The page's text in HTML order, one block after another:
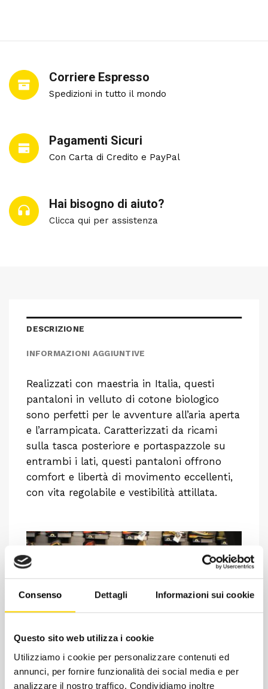
Consenso Dettagli Informazioni sui cookie
Questo sito web utilizza i cookie
Utilizziamo i cookie per personalizzare contenuti ed
annunci, per fornire funzionalità dei social media e per
analizzare il nostro traffico. Condividiamo inoltre
Corriere Espresso
Spedizioni in tutto il mondo
Pagamenti Sicuri
Con Carta di Credito e PayPal
Hai bisogno di aiuto?
Clicca qui per assistenza
Chiedi ad un esperto
Davide di RRTrek
DESCRIZIONE
INFORMAZIONI AGGIUNTIVE
Realizzati con maestria in Italia, questi
pantaloni in velluto di cotone biologico
sono perfetti per le avventure all’aria aperta
e l’arrampicata. Caratterizzati da ricami
sulla tasca posteriore e portaspazzole su
entrambi i lati, questi pantaloni offrono
comfort e libertà di movimento eccellenti,
con vita regolabile e vestibilità attillata.